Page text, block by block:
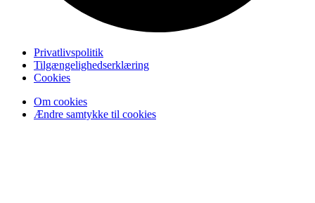
Privatlivspolitik
Tilgængelighedserklæring
Cookies
Om cookies
Ændre samtykke til cookies